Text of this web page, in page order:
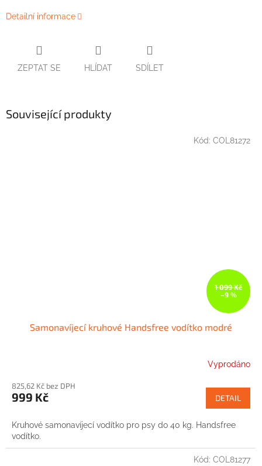
Detailní informace
ZEPTAT SE HLÍDAT SDÍLET
Související produkty
1 099 Kč
–9 %
Samonavíjecí kruhové Handsfree vodítko modré
Vyprodáno
825,62 Kč bez DPH
999 Kč DETAIL
Kruhové samonavíjecí vodítko pro psy do 40 kg. Handsfree
vodítko.
Kód: COL81272
Kód: COL81277